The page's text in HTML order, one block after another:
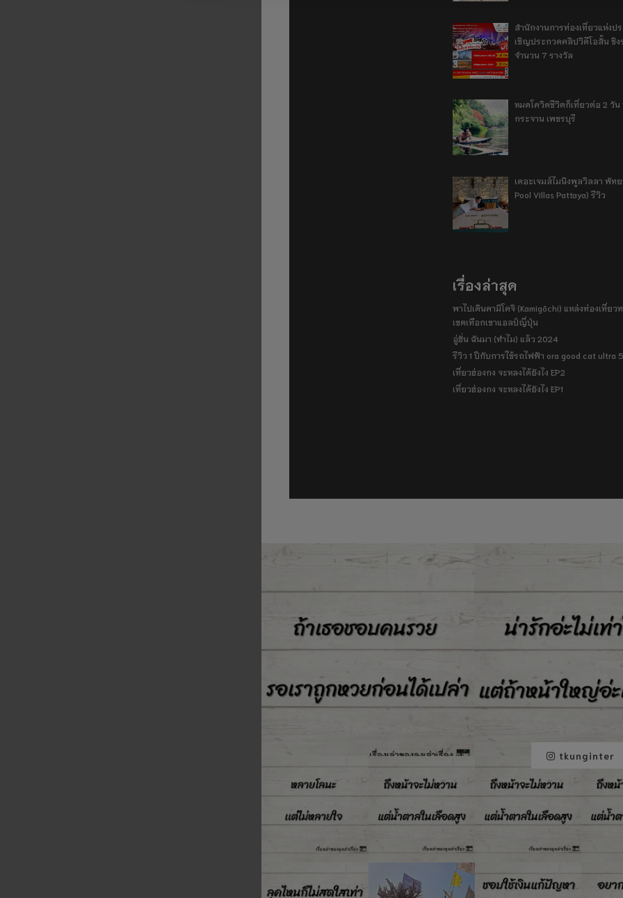
สำนักงานการท่องเที่ยวแห่งป
เชิญประกวดคลิปวิดีโอสั้น ชิง
จำนวน 7 รางวัล
หมดโควิดชีวิตก็เที่ยวต่อ 2 วัน
กระจาน เพชรบุรี
เดอะเจมส์ไมนิงพูลวิลลา พัทย
Pool Villas Pattaya) รีวิว
เรื่องล่าสุด
พาไปเดินคามิโคจิ (Kamigōchi) แหล่งท่องเที่ยว
เขตเทือกเขาแอลป์ญี่ปุ่น
อู่ฮั่น ฉันมา (ทำไม) แล้ว 2024
รีวิว 1 ปีกับการใช้รถไฟฟ้า ora good cat ultra
เที่ยวฮ่องกง จะหลงได้ยังไง EP2
เที่ยวฮ่องกง จะหลงได้ยังไง EP1
tkunginter